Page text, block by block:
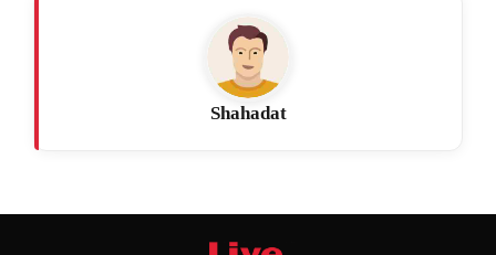
Shahadat